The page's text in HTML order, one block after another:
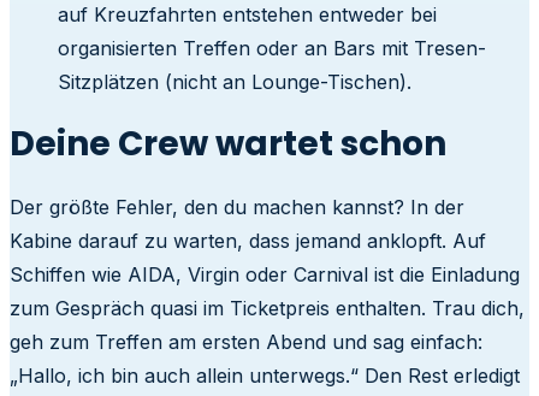
auf Kreuzfahrten entstehen entweder bei
organisierten Treffen oder an Bars mit Tresen-
Sitzplätzen (nicht an Lounge-Tischen).
Deine Crew wartet schon
Der größte Fehler, den du machen kannst? In der
Kabine darauf zu warten, dass jemand anklopft. Auf
Schiffen wie AIDA, Virgin oder Carnival ist die Einladung
zum Gespräch quasi im Ticketpreis enthalten. Trau dich,
geh zum Treffen am ersten Abend und sag einfach:
„Hallo, ich bin auch allein unterwegs.“ Den Rest erledigt